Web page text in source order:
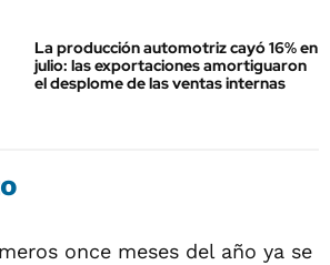
La producción automotriz cayó 16% en
julio: las exportaciones amortiguaron
el desplome de las ventas internas
once meses del año ya se